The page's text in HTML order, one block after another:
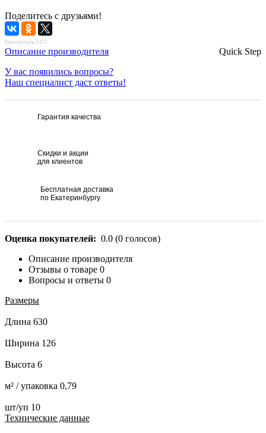
Поделитесь с друзьями!
Просмотров 1472
Quick Step
Описание производителя
У вас появились вопросы?
Наш специалист даст ответы!
Гарантия качества
Скидки и акции
для клиентов
Бесплатная доставка
по Екатеринбургу
Оценка покупателей: 0.0 (0 голосов)
Описание производителя
Отзывы о товаре 0
Вопросы и ответы 0
Размеры
Длина 630
Ширина 126
Высота 6
м² / упаковка 0,79
шт/уп 10
Технические данные